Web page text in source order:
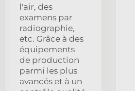
l'air, des
examens par
radiographie,
etc. Grâce à des
équipements
de production
parmi les plus
avancés et à un